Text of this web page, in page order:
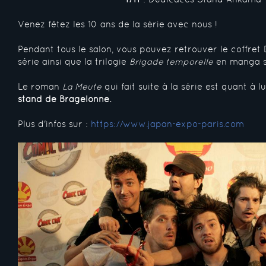
Venez fêtez les 10 ans de la série avec nous !
Pendant tous le salon, vous pouvez retrouver le coffret
série ainsi que la trilogie Brigade temporelle en manga
Le roman La Meute qui fait suite à la série est quant à
stand de Bragelonne.
Plus d'infos sur : https://www.japan-expo-paris.com